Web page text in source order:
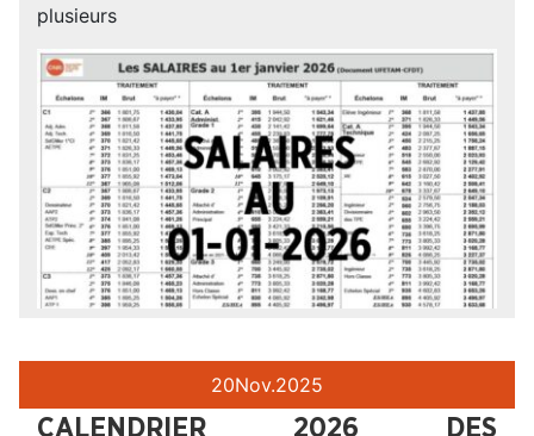
plusieurs
20Nov.2025
CALENDRIER 2026 DES